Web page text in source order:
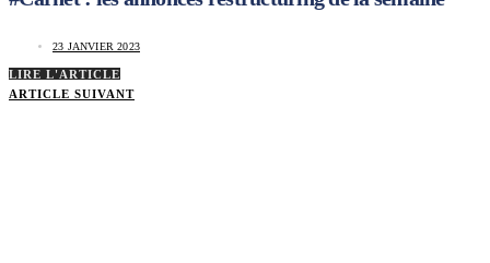
23 JANVIER 2023
LIRE L'ARTICLE
ARTICLE SUIVANT